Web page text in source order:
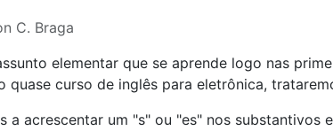
C. Braga
elementar que se aprende logo nas
quase curso de inglês para eletrônica,
a acrescentar um "s" ou "es" nos